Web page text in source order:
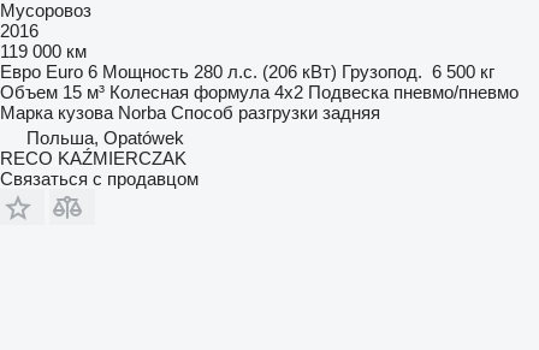
Мусоровоз
2016
119 000 км
Евро Euro 6 Мощность 280 л.с. (206 кВт) Грузопод. 6 500 кг
Объем 15 м³ Колесная формула 4x2 Подвеска пневмо/пневмо
Марка кузова Norba Способ разгрузки задняя
Польша, Opatówek
RECO KAŹMIERCZAK
Связаться с продавцом